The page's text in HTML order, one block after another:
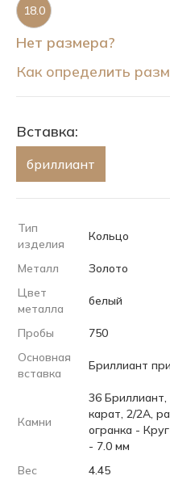
18.0
Нет размера?
Как определить
Вставка:
бриллиант
Тип
изделия
Кольцо
Металл
Золото
Цвет
металла
белый
Пробы
750
Основная
вставка
Бриллиант
Камни
36
карат, 2/2А,
огранка -
- 7.0 мм
Вес
4.45